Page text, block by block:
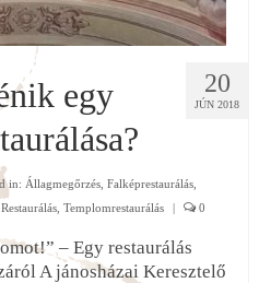
20
JÚN 2018
egy
in: Állagmegőrzés Falképrestaurálás
Restaurálás Templomrestaurálás | 0
– Egy restaurálás
A jánosházai Keresztelő